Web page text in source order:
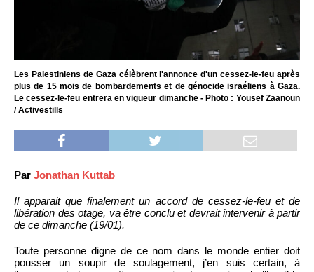
Les Palestiniens de Gaza célèbrent l'annonce d'un cessez-le-feu après
plus de 15 mois de bombardements et de génocide israéliens à Gaza.
Le cessez-le-feu entrera en vigueur dimanche - Photo : Yousef Zaanoun
/ Activestills
Par Jonathan Kuttab
Il apparait que finalement un accord de cessez-le-feu et de
libération des otage, va être conclu et devrait intervenir à partir
de ce dimanche (19/01).
Toute personne digne de ce nom dans le monde entier doit
pousser un soupir de soulagement, j’en suis certain, à